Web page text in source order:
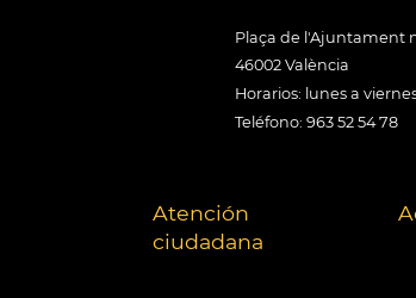
Plaça de l'Ajuntament
46002 València
Horarios: lunes a
Teléfono: 963 52 54 78
Atención
ciudadana